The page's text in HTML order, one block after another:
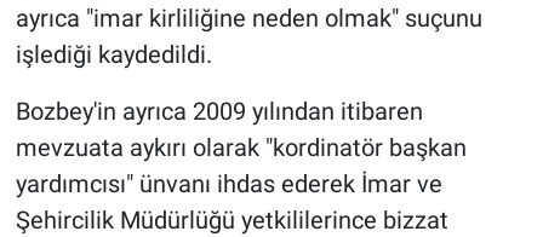
ayrıca "imar kirliliğine neden olmak" suçunu
işlediği kaydedildi.
Bozbey'in ayrıca 2009 yılından itibaren
mevzuata aykırı olarak "kordinatör başkan
yardımcısı" ünvanı ihdas ederek İmar ve
Şehircilik Müdürlüğü yetkililerince bizzat